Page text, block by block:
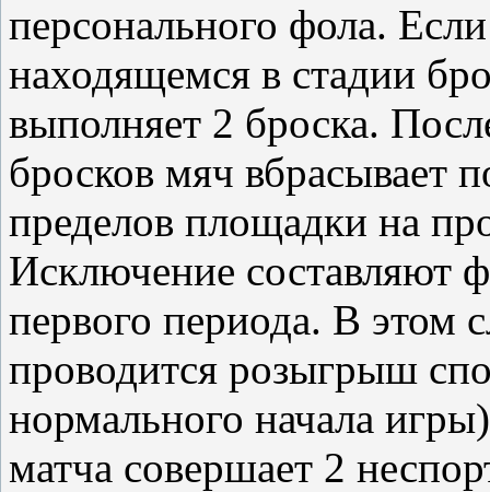
персонального фола.
находящемся в стадии
выполняет 2 броска.
бросков мяч вбрасывает
пределов площадки на
Исключение составляют
первого периода. В этом
проводится розыгрыш
нормального начала
матча совершает 2